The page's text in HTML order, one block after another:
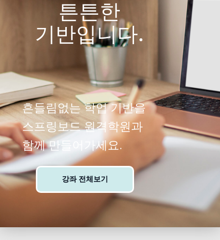
튼튼한
기반입니다.
흔들림없는 학업 기반을
스프링보드 원격학원과
함께 만들어가세요.
강좌 전체보기